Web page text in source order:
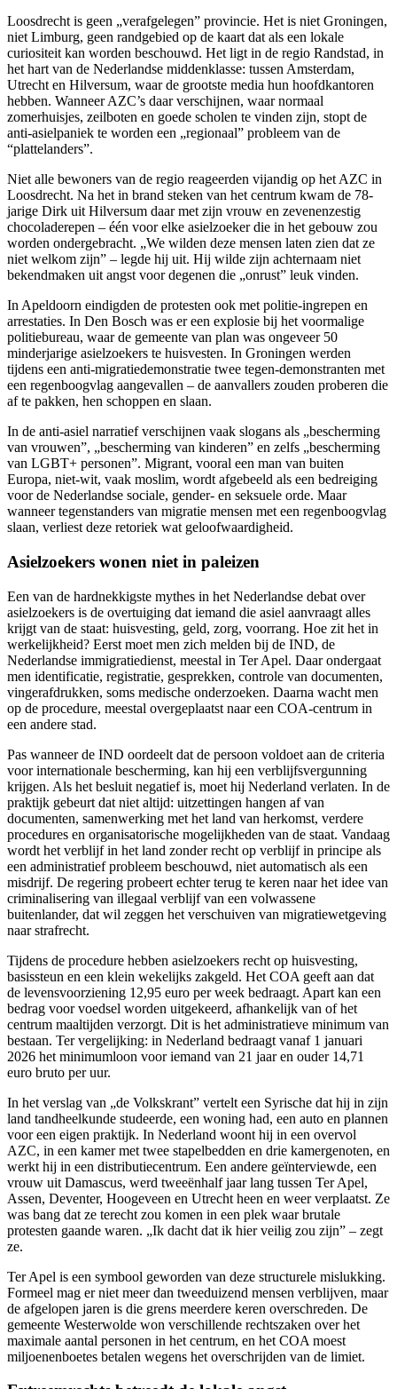
Loosdrecht is geen „verafgelegen” provincie. Het is niet Groningen,
niet Limburg, geen randgebied op de kaart dat als een lokale
curiositeit kan worden beschouwd. Het ligt in de regio Randstad, in
het hart van de Nederlandse middenklasse: tussen Amsterdam,
Utrecht en Hilversum, waar de grootste media hun hoofdkantoren
hebben. Wanneer AZC’s daar verschijnen, waar normaal
zomerhuisjes, zeilboten en goede scholen te vinden zijn, stopt de
anti-asielpaniek te worden een „regionaal” probleem van de
“plattelanders”.
Niet alle bewoners van de regio reageerden vijandig op het AZC in
Loosdrecht. Na het in brand steken van het centrum kwam de 78-
jarige Dirk uit Hilversum daar met zijn vrouw en zevenenzestig
chocoladerepen – één voor elke asielzoeker die in het gebouw zou
worden ondergebracht. „We wilden deze mensen laten zien dat ze
niet welkom zijn” – legde hij uit. Hij wilde zijn achternaam niet
bekendmaken uit angst voor degenen die „onrust” leuk vinden.
In Apeldoorn eindigden de protesten ook met politie-ingrepen en
arrestaties. In Den Bosch was er een explosie bij het voormalige
politiebureau, waar de gemeente van plan was ongeveer 50
minderjarige asielzoekers te huisvesten. In Groningen werden
tijdens een anti-migratiedemonstratie twee tegen-demonstranten met
een regenboogvlag aangevallen – de aanvallers zouden proberen die
af te pakken, hen schoppen en slaan.
In de anti-asiel narratief verschijnen vaak slogans als „bescherming
van vrouwen”, „bescherming van kinderen” en zelfs „bescherming
van LGBT+ personen”. Migrant, vooral een man van buiten
Europa, niet-wit, vaak moslim, wordt afgebeeld als een bedreiging
voor de Nederlandse sociale, gender- en seksuele orde. Maar
wanneer tegenstanders van migratie mensen met een regenboogvlag
slaan, verliest deze retoriek wat geloofwaardigheid.
Asielzoekers wonen niet in paleizen
Een van de hardnekkigste mythes in het Nederlandse debat over
asielzoekers is de overtuiging dat iemand die asiel aanvraagt alles
krijgt van de staat: huisvesting, geld, zorg, voorrang. Hoe zit het in
werkelijkheid? Eerst moet men zich melden bij de IND, de
Nederlandse immigratiedienst, meestal in Ter Apel. Daar ondergaat
men identificatie, registratie, gesprekken, controle van documenten,
vingerafdrukken, soms medische onderzoeken. Daarna wacht men
op de procedure, meestal overgeplaatst naar een COA-centrum in
een andere stad.
Pas wanneer de IND oordeelt dat de persoon voldoet aan de criteria
voor internationale bescherming, kan hij een verblijfsvergunning
krijgen. Als het besluit negatief is, moet hij Nederland verlaten. In de
praktijk gebeurt dat niet altijd: uitzettingen hangen af van
documenten, samenwerking met het land van herkomst, verdere
procedures en organisatorische mogelijkheden van de staat. Vandaag
wordt het verblijf in het land zonder recht op verblijf in principe als
een administratief probleem beschouwd, niet automatisch als een
misdrijf. De regering probeert echter terug te keren naar het idee van
criminalisering van illegaal verblijf van een volwassene
buitenlander, dat wil zeggen het verschuiven van migratiewetgeving
naar strafrecht.
Tijdens de procedure hebben asielzoekers recht op huisvesting,
basissteun en een klein wekelijks zakgeld. Het COA geeft aan dat
de levensvoorziening 12,95 euro per week bedraagt. Apart kan een
bedrag voor voedsel worden uitgekeerd, afhankelijk van of het
centrum maaltijden verzorgt. Dit is het administratieve minimum van
bestaan. Ter vergelijking: in Nederland bedraagt vanaf 1 januari
2026 het minimumloon voor iemand van 21 jaar en ouder 14,71
euro bruto per uur.
In het verslag van „de Volkskrant” vertelt een Syrische dat hij in zijn
land tandheelkunde studeerde, een woning had, een auto en plannen
voor een eigen praktijk. In Nederland woont hij in een overvol
AZC, in een kamer met twee stapelbedden en drie kamergenoten, en
werkt hij in een distributiecentrum. Een andere geïnterviewde, een
vrouw uit Damascus, werd tweeënhalf jaar lang tussen Ter Apel,
Assen, Deventer, Hoogeveen en Utrecht heen en weer verplaatst. Ze
was bang dat ze terecht zou komen in een plek waar brutale
protesten gaande waren. „Ik dacht dat ik hier veilig zou zijn” – zegt
ze.
Ter Apel is een symbool geworden van deze structurele mislukking.
Formeel mag er niet meer dan tweeduizend mensen verblijven, maar
de afgelopen jaren is die grens meerdere keren overschreden. De
gemeente Westerwolde won verschillende rechtszaken over het
maximale aantal personen in het centrum, en het COA moest
miljoenenboetes betalen wegens het overschrijden van de limiet.